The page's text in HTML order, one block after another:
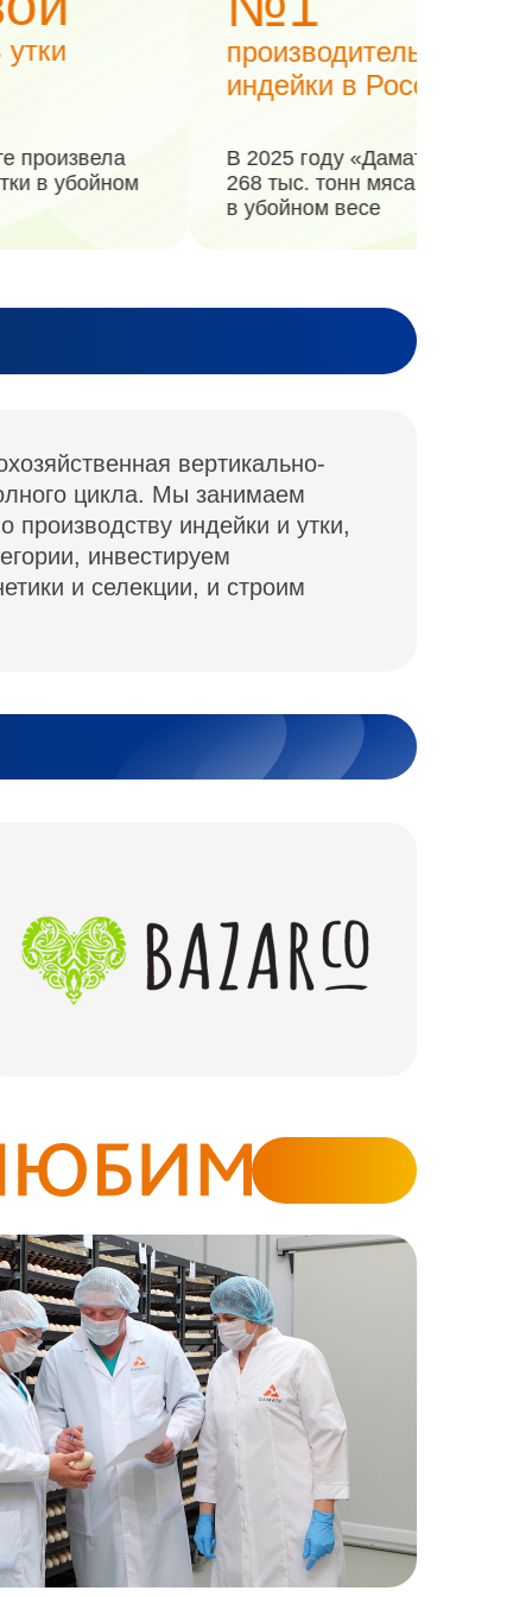
произвела
индейки
стран экспорта
«Дамате»
порядка 29 тыс. тонн
продукции по итогам
вертикально-
цикла. Мы занимаем
индейки и утки,
инвестируем
и селекции, и строим